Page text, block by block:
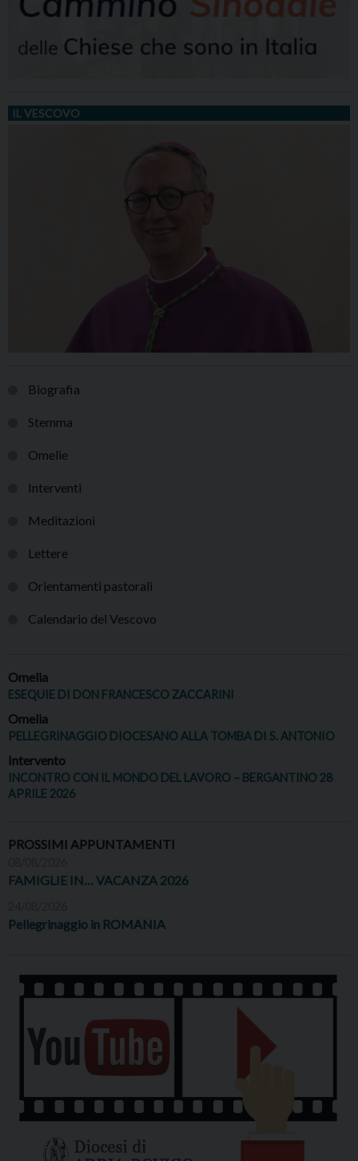
IL VESCOVO
Biografia
Stemma
Omelie
Interventi
Meditazioni
Lettere
Orientamenti pastorali
Calendario del Vescovo
Omelia
ESEQUIE DI DON FRANCESCO ZACCARINI
Omelia
PELLEGRINAGGIO DIOCESANO ALLA TOMBA DI S. ANTONIO
Intervento
INCONTRO CON IL MONDO DEL LAVORO – BERGANTINO 28
APRILE 2026
PROSSIMI APPUNTAMENTI
FAMIGLIE IN… VACANZA 2026
Pellegrinaggio in ROMANIA